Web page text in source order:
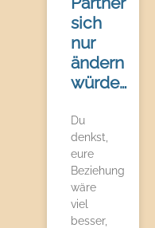
sich
nur
ändern
würde…
Du
denkst,
eure
Beziehung
wäre
viel
besser,